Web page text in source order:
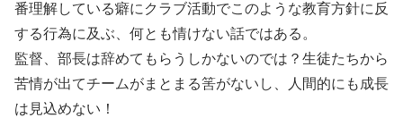
番理解している癖にクラブ活動でこのような教育方針に反
する行為に及ぶ、何とも情けない話ではある。
監督、部長は辞めてもらうしかないのでは？生徒たちから
苦情が出てチームがまとまる筈がないし、人間的にも成長
は見込めない！